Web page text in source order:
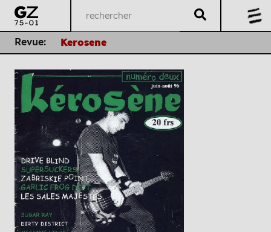
Revue: Kerosene